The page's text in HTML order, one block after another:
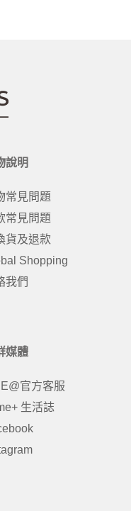
說明
常見問題
常見問題
貨及退款
Shopping
我們
媒體
官方客服
生活誌